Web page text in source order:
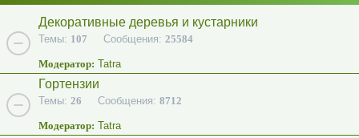
Декоративные деревья и кустарники
Темы: 107 Сообщения: 25584
Модератор: Tatra
Гортензии
Темы: 26 Сообщения: 8712
Модератор: Tatra